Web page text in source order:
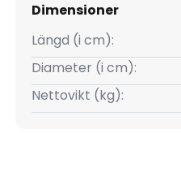
Dimensioner
Längd (i cm):
Diameter (i cm):
Nettovikt (kg):